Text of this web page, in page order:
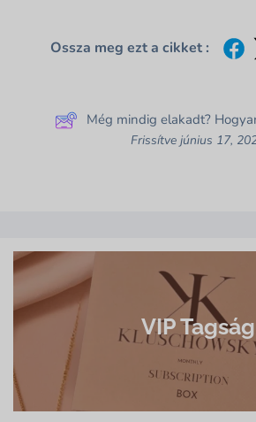
Ossza meg ezt a cikket :
Még mindig elakadt?
Frissítve június 17,
VIP Tagság